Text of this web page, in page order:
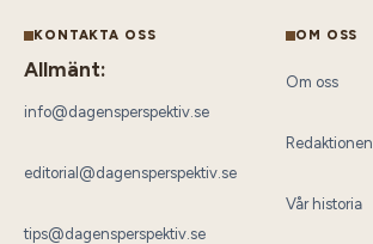
KONTAKTA OSS
Allmänt:
info@dagensperspektiv.se
editorial@dagensperspektiv.se
tips@dagensperspektiv.se
OM OSS
Om oss
Redaktionen
Vår historia